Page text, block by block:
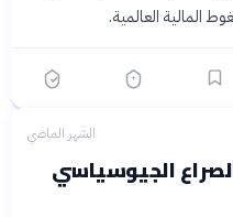
المالية العالمية.
الشهر الماضي
الجيوسياسي